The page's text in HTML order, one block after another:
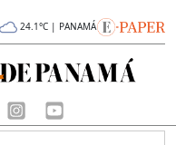
24.1°C | PANAMÁ